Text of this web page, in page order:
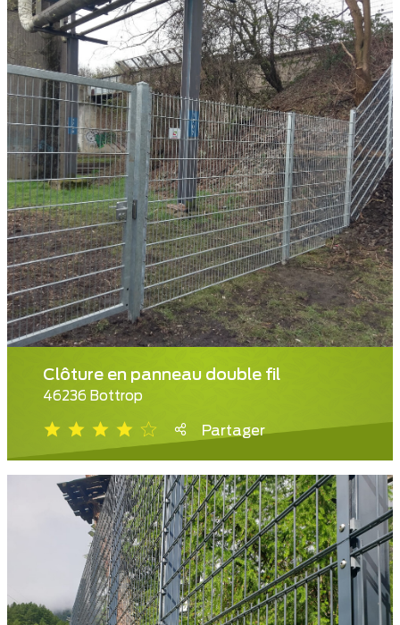
Clôture en panneau double fil
46236 Bottrop
Partager